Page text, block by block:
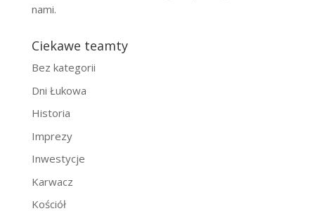
nami.
Ciekawe teamty
Bez kategorii
Dni Łukowa
Historia
Imprezy
Inwestycje
Karwacz
Kościół